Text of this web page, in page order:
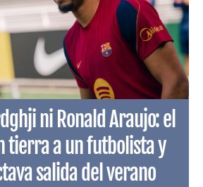
ni Ronald Araujo: el
tierra a un futbolista y
salida del verano